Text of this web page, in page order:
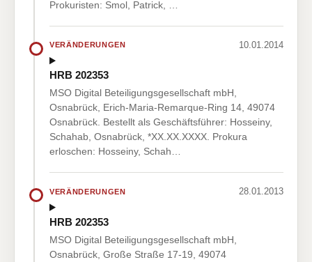
Prokuristen: Smol, Patrick, …
VERÄNDERUNGEN 10.01.2014
HRB 202353
MSO Digital Beteiligungsgesellschaft mbH,
Osnabrück, Erich-Maria-Remarque-Ring 14, 49074
Osnabrück. Bestellt als Geschäftsführer: Hosseiny,
Schahab, Osnabrück, *XX.XX.XXXX. Prokura
erloschen: Hosseiny, Schah…
VERÄNDERUNGEN 28.01.2013
HRB 202353
MSO Digital Beteiligungsgesellschaft mbH,
Osnabrück, Große Straße 17-19, 49074